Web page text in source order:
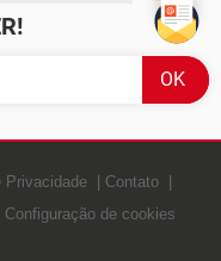
Privacidade
Contato
Configuração de cookies